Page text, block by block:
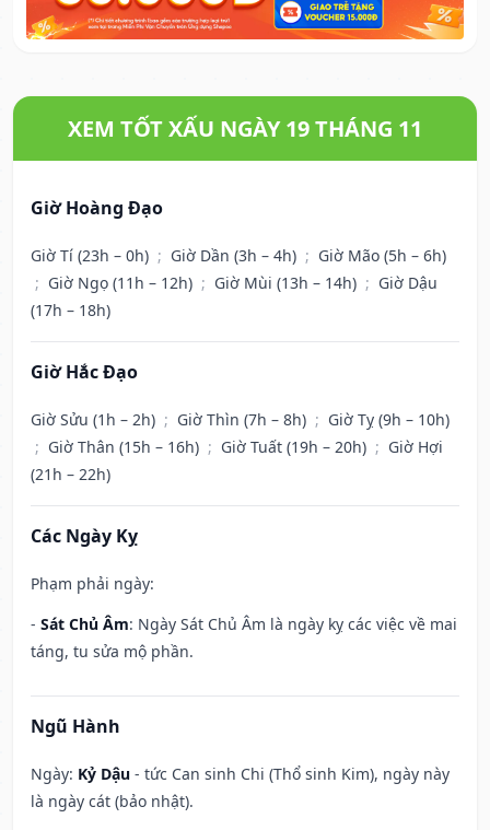
XEM TỐT XẤU NGÀY 19 THÁNG 11
Giờ Hoàng Đạo
Giờ Tí (23h – 0h) ; Giờ Dần (3h – 4h) ; Giờ Mão (5h – 6h)
; Giờ Ngọ (11h – 12h) ; Giờ Mùi (13h – 14h) ; Giờ Dậu
(17h – 18h)
Giờ Hắc Đạo
Giờ Sửu (1h – 2h) ; Giờ Thìn (7h – 8h) ; Giờ Tỵ (9h – 10h)
; Giờ Thân (15h – 16h) ; Giờ Tuất (19h – 20h) ; Giờ Hợi
(21h – 22h)
Các Ngày Kỵ
Phạm phải ngày:
- Sát Chủ Âm: Ngày Sát Chủ Âm là ngày kỵ các việc về mai
táng, tu sửa mộ phần.
Ngũ Hành
Ngày: Kỷ Dậu - tức Can sinh Chi (Thổ sinh Kim), ngày này
là ngày cát (bảo nhật).